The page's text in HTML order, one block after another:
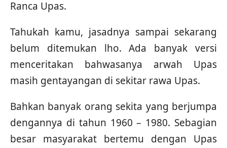
Ranca Upas.
Tahukah kamu, jasadnya sampai sekarang
belum ditemukan lho. Ada banyak versi
menceritakan bahwasanya arwah Upas
masih gentayangan di sekitar rawa Upas.
Bahkan banyak orang sekita yang berjumpa
dengannya di tahun 1960 – 1980. Sebagian
besar masyarakat bertemu dengan Upas